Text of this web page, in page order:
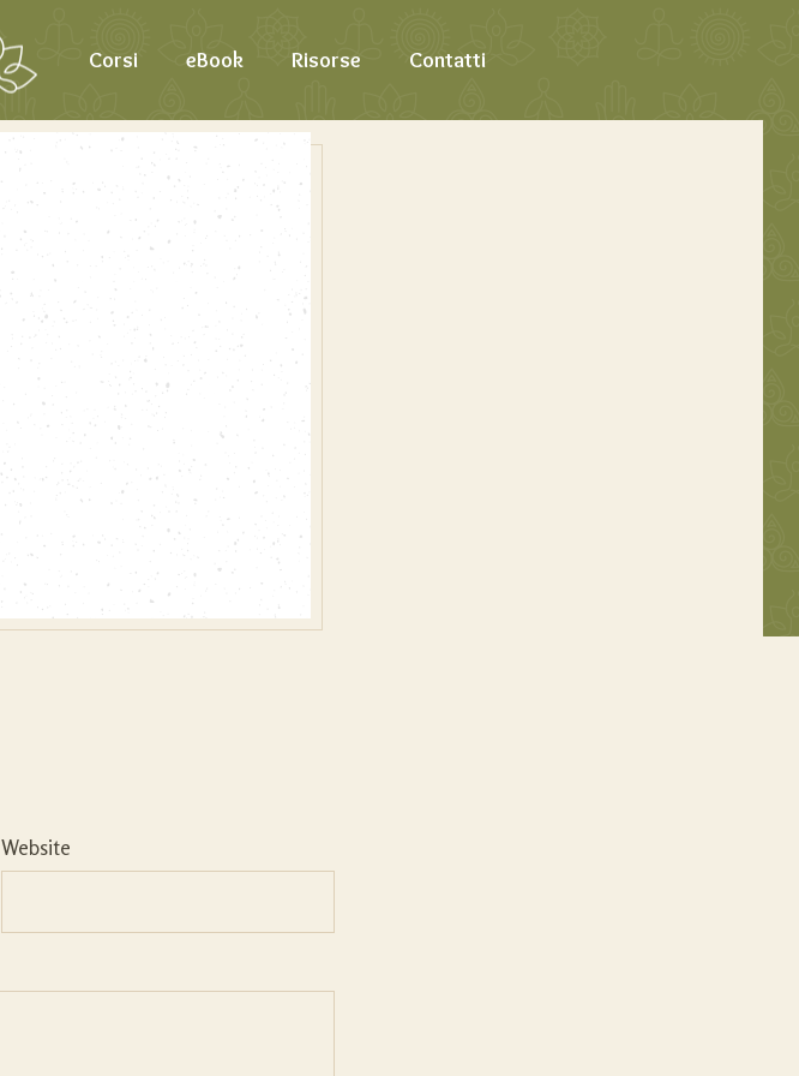
Corsi eBook Risorse Contatti
Website